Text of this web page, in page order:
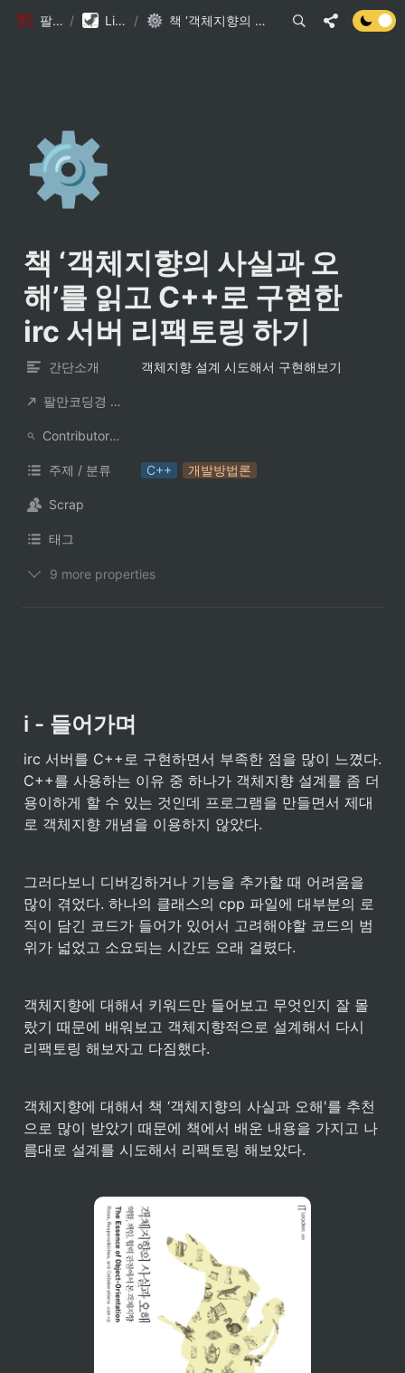
팔만코딩경 / Library DB / 책 ‘객체지향의 사실과 오해’를 읽고 C++로 구현한 irc 서버 리팩토링 하기
⚙️
책 ‘객체지향의 사실과 오
해’를 읽고 C++로 구현한
irc 서버 리팩토링 하기
간단소개 객체지향 설계 시도해서 구현해보기
팔만코딩경 컨트리뷰터
ContributorNotionAccount
주제 / 분류 C++ 개발방법론
Scrap
태그
9 more properties
i - 들어가며
irc 서버를 C++로 구현하면서 부족한 점을 많이 느꼈다.
C++를 사용하는 이유 중 하나가 객체지향 설계를 좀 더
용이하게 할 수 있는 것인데 프로그램을 만들면서 제대
로 객체지향 개념을 이용하지 않았다.
그러다보니 디버깅하거나 기능을 추가할 때 어려움을
많이 겪었다. 하나의 클래스의 cpp 파일에 대부분의 로
직이 담긴 코드가 들어가 있어서 고려해야할 코드의 범
위가 넓었고 소요되는 시간도 오래 걸렸다.
객체지향에 대해서 키워드만 들어보고 무엇인지 잘 몰
랐기 때문에 배워보고 객체지향적으로 설계해서 다시
리팩토링 해보자고 다짐했다.
객체지향에 대해서 책 ‘객체지향의 사실과 오해'를 추천
으로 많이 받았기 때문에 책에서 배운 내용을 가지고 나
름대로 설계를 시도해서 리팩토링 해보았다.